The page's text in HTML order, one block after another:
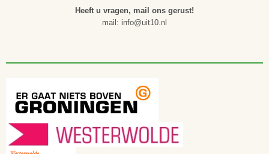
Heeft u vragen, mail ons gerust!
mail: info@uit10.nl